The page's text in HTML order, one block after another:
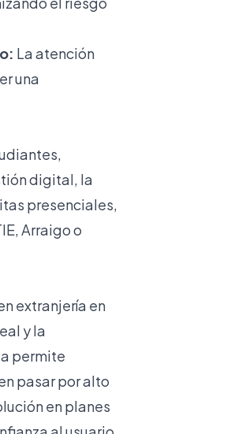
La atención
una
digital, la
presenciales,
Arraigo o
extranjería en
y la
permite
pasar por alto
en planes